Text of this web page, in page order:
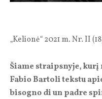
„Kelionė“ 2021 m. Nr. II
Šiame straipsnyje,
Fabio Bartoli tekstu
bisogno di un padre